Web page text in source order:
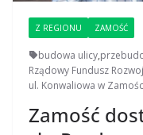
Z REGIONU ZAMOŚĆ
budowa ulicy,
Rządowy Fundusz
ul. Konwaliowa w
Zamość